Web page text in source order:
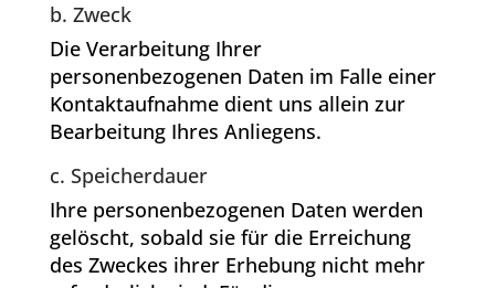
b. Zweck
Die Verarbeitung Ihrer
personenbezogenen Daten im Falle einer
Kontaktaufnahme dient uns allein zur
Bearbeitung Ihres Anliegens.
c. Speicherdauer
Ihre personenbezogenen Daten werden
gelöscht, sobald sie für die Erreichung
des Zweckes ihrer Erhebung nicht mehr